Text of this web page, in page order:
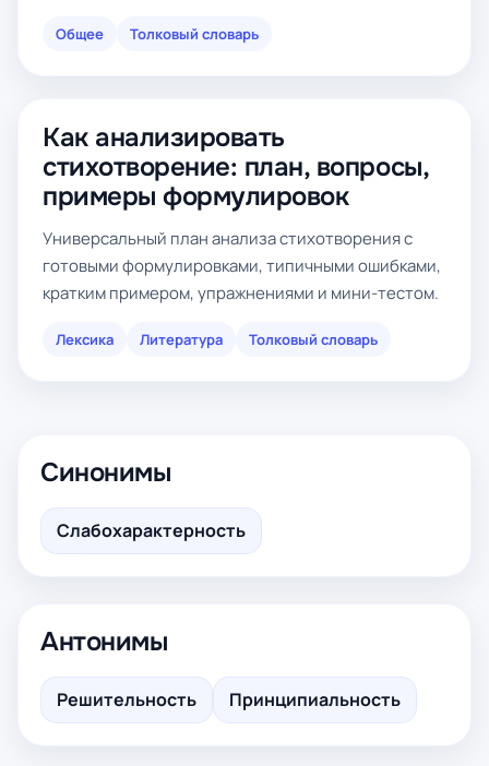
Общее Толковый словарь
Как анализировать
стихотворение: план, вопросы,
примеры формулировок
Универсальный план анализа стихотворения с
готовыми формулировками, типичными ошибками,
кратким примером, упражнениями и мини-тестом.
Лексика Литература Толковый словарь
Синонимы
Слабохарактерность
Антонимы
Решительность Принципиальность